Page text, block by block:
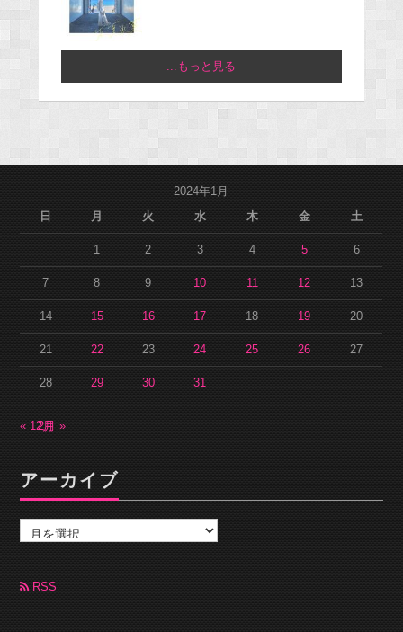
...もっと見る
2024年1月
日
月 火 水 木 金 土
1 2 3 4 5 6
7 8 9 10 11 12 13
14 15 16 17 18 19 20
21 22 23 24 25 26 27
28 29 30 31
« 12月2月 »
アーカイブ
カ
ブ RSS